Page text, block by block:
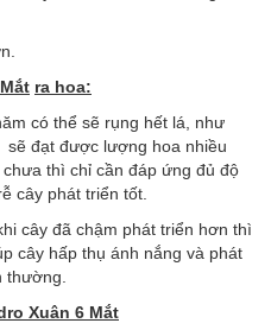
ra hoa:
có thể sẽ rụng hết lá, như
đạt được lượng hoa nhiều
thì chỉ cần đáp ứng đủ độ
cây phát triển tốt.
cây đã chậm phát triển hơn thì
cây hấp thụ ánh nắng và phát
Xuân 6 Mắt